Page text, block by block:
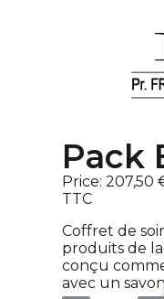
Pack
Price: 207,50
TTC
Coffret de
produits de
conçu
avec un